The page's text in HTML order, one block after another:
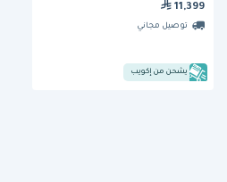
11,399
توصيل مجاني
يشحن من إكويب